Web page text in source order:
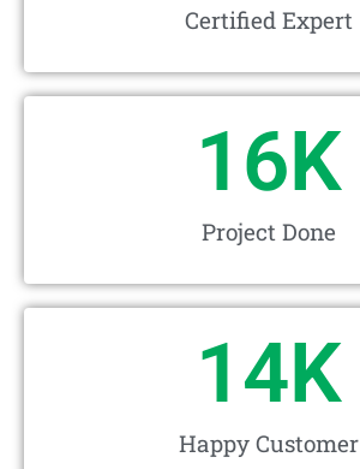
Certified Expert
Project Done
16K
Happy Customer
14K